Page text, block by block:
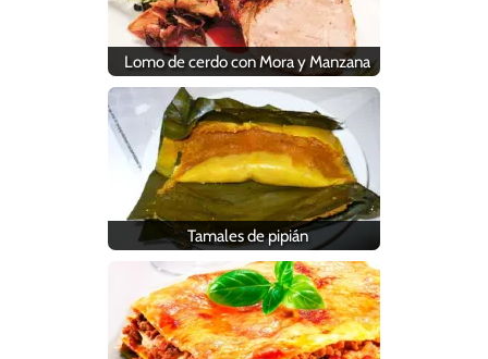
Lomo de cerdo con Mora y Manzana
Tamales de pipián